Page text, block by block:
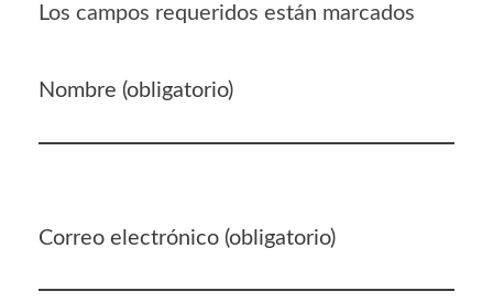
Los campos requeridos están marcados
Nombre (obligatorio)
Correo electrónico (obligatorio)